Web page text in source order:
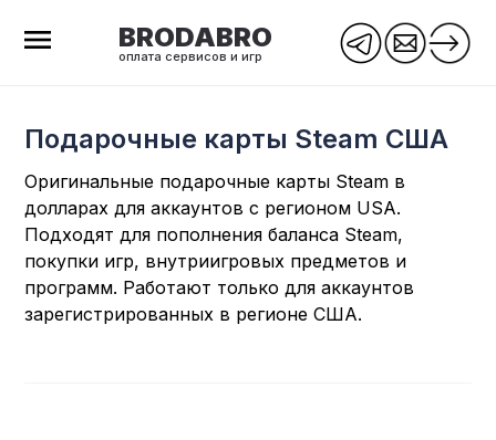
BRODABRO
оплата сервисов и игр
Подарочные карты Steam США
Оригинальные подарочные карты Steam в
долларах для аккаунтов с регионом USA.
Подходят для пополнения баланса Steam,
покупки игр, внутриигровых предметов и
программ. Работают только для аккаунтов
зарегистрированных в регионе США.